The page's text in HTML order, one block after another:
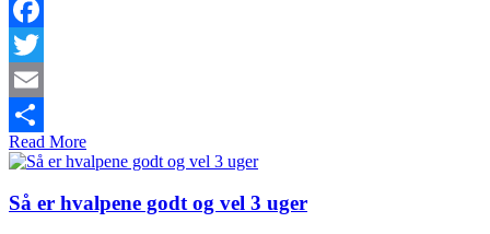
Facebook
Twitter
Email
Share
Read More
Så er hvalpene godt og vel 3 uger